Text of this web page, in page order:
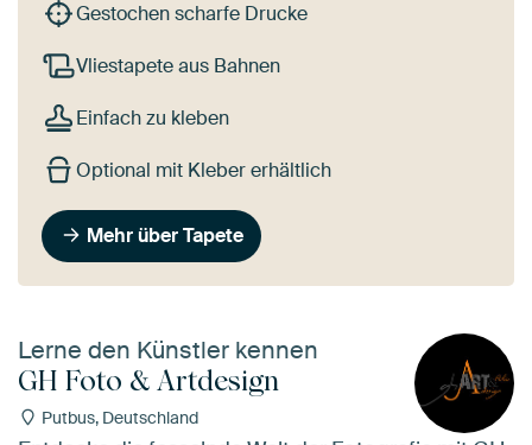
Gestochen scharfe Drucke
Vliestapete aus Bahnen
Einfach zu kleben
Optional mit Kleber erhältlich
Mehr über Tapete
Lerne den Künstler kennen
GH Foto & Artdesign
Putbus, Deutschland